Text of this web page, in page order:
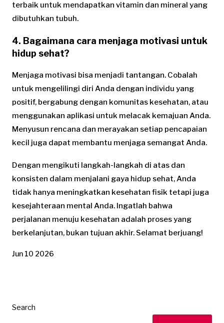
terbaik untuk mendapatkan vitamin dan mineral yang
dibutuhkan tubuh.
4. Bagaimana cara menjaga motivasi untuk
hidup sehat?
Menjaga motivasi bisa menjadi tantangan. Cobalah
untuk mengelilingi diri Anda dengan individu yang
positif, bergabung dengan komunitas kesehatan, atau
menggunakan aplikasi untuk melacak kemajuan Anda.
Menyusun rencana dan merayakan setiap pencapaian
kecil juga dapat membantu menjaga semangat Anda.
Dengan mengikuti langkah-langkah di atas dan
konsisten dalam menjalani gaya hidup sehat, Anda
tidak hanya meningkatkan kesehatan fisik tetapi juga
kesejahteraan mental Anda. Ingatlah bahwa
perjalanan menuju kesehatan adalah proses yang
berkelanjutan, bukan tujuan akhir. Selamat berjuang!
Jun 10 2026
Search